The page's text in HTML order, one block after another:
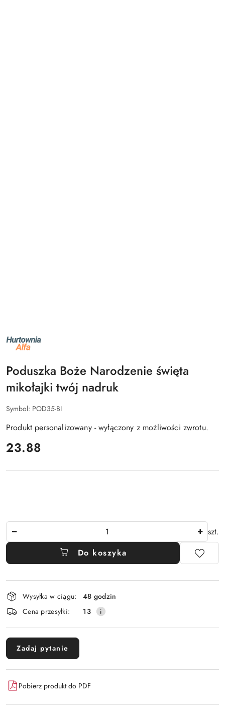
NAZWA
PRODUCENTA:
ALFA
Poduszka Boże Narodzenie święta
mikołajki twój nadruk
Symbol: POD35-BI
Produkt personalizowany - wyłączony z możliwości zwrotu.
cena:
23.88
szt.
Do koszyka
Dostępność
i
dostawa
Wysyłka w ciągu:
48 godzin
Cena przesyłki:
13
Zadaj pytanie
Pobierz produkt do PDF